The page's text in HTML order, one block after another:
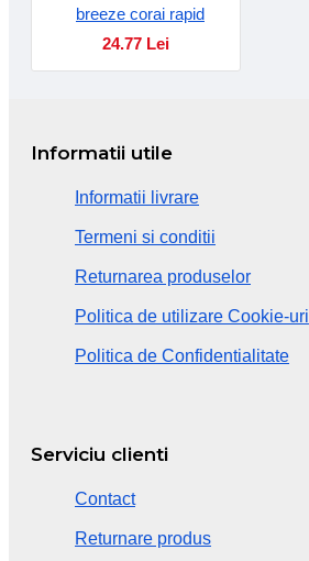
breeze corai rapid
24.77 Lei
Informatii utile
Informatii livrare
Termeni si conditii
Returnarea produselor
Politica de utilizare Cookie-uri
Politica de Confidentialitate
Serviciu clienti
Contact
Returnare produs